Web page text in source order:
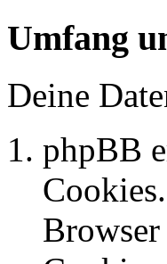
Umfang
Deine
phpBB